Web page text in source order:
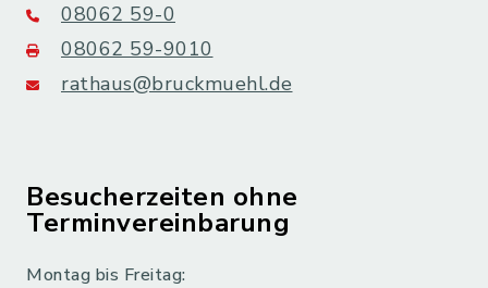
08062 59-0
08062 59-9010
rathaus@bruckmuehl.de
Besucherzeiten ohne
Terminvereinbarung
Montag bis Freitag: